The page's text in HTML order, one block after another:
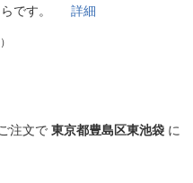
らです。 詳細
注文で 東京都豊島区東池袋 に